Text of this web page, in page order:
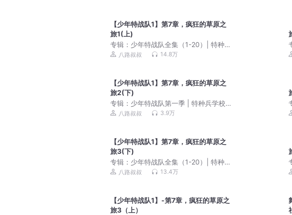
【少年特战队1】第7章，疯狂的草原之
旅1(上)
专辑： 少年特战队全集（1-20）| 特种兵
学校前传 | 八路叔叔
八路叔叔 14.8万
【少年特战队1】第7章，疯狂的草原之
旅2(下)
专辑： 少年特战队第一季 | 特种兵学校
前传 | 八路叔叔
八路叔叔 3.9万
【少年特战队1】第7章，疯狂的草原之
旅3(下)
专辑： 少年特战队全集（1-20）| 特种兵
学校前传 | 八路叔叔
八路叔叔 13.4万
【少年特战队1】-第7章，疯狂的草原之
旅3（上）